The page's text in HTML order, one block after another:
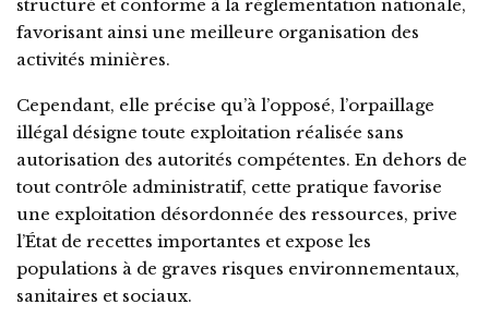
structuré et conforme à la réglementation nationale,
favorisant ainsi une meilleure organisation des
activités minières.
Cependant, elle précise qu’à l’opposé, l’orpaillage
illégal désigne toute exploitation réalisée sans
autorisation des autorités compétentes. En dehors de
tout contrôle administratif, cette pratique favorise
une exploitation désordonnée des ressources, prive
l’État de recettes importantes et expose les
populations à de graves risques environnementaux,
sanitaires et sociaux.